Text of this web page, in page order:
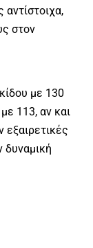
στον
με 130
113, αν και
δυναμική